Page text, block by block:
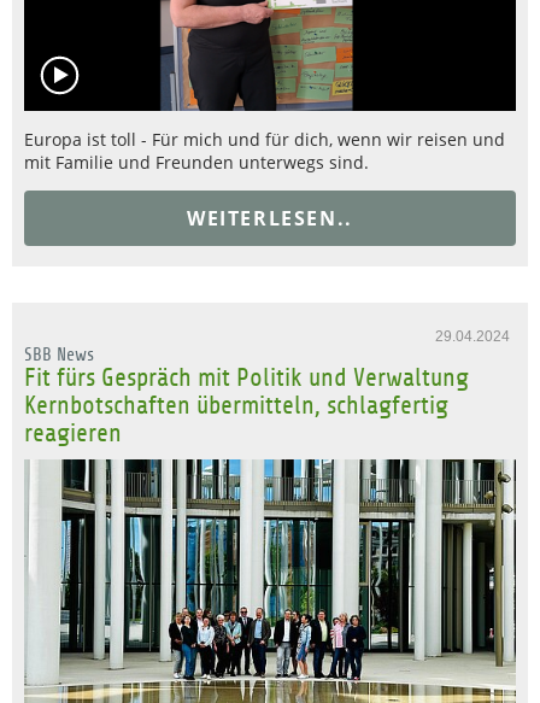
Europa ist toll - Für mich und für dich, wenn wir reisen und
mit Familie und Freunden unterwegs sind.
WEITERLESEN..
29.04.2024
SBB News
Fit fürs Gespräch mit Politik und Verwaltung
Kernbotschaften übermitteln, schlagfertig
reagieren